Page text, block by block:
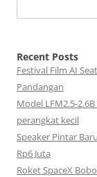
Recent Posts
Festival Film AI
Pandangan
Model LFM2.5-
perangkat kecil
Speaker Pintar
Rp6 Juta
Roket SpaceX